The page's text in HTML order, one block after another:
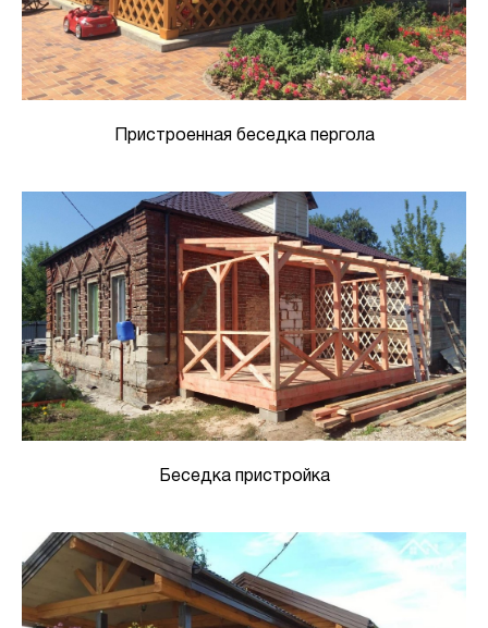
Пристроенная беседка пергола
Беседка пристройка